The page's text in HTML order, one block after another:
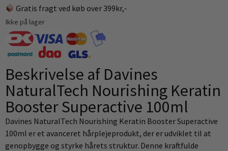
Gratis fragt ved køb over 399kr,-
Ikke på lager
Beskrivelse af Davines
NaturalTech Nourishing Keratin
Booster Superactive 100ml
Davines NaturalTech Nourishing Keratin Booster Superactive
100ml er et avanceret hårplejeprodukt, der er udviklet til at
genopbygge og styrke hårets struktur. Denne kraftfulde